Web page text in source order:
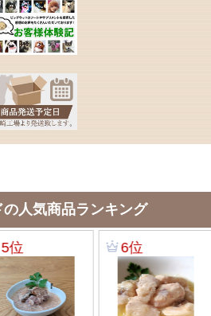
の人気商品ランキング